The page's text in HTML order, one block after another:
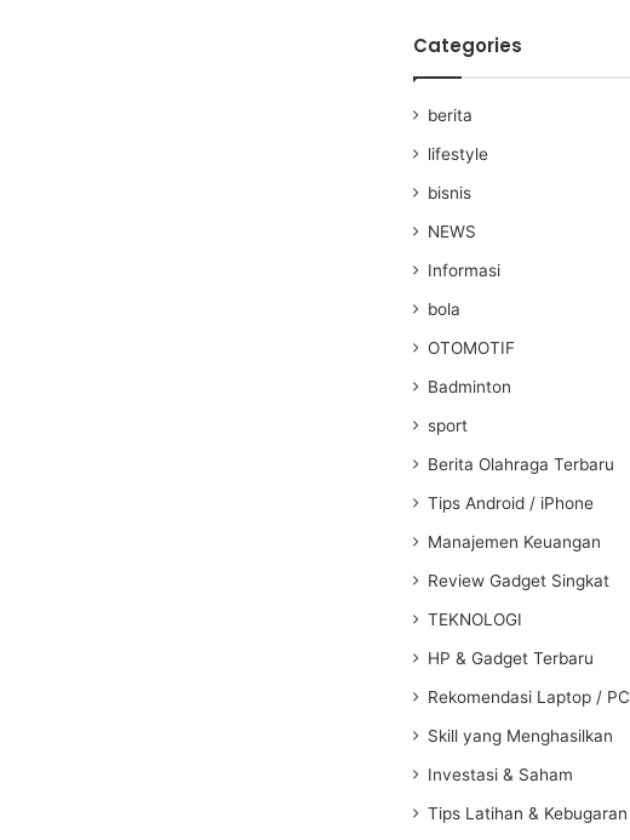
Categories
berita
lifestyle
bisnis
NEWS
Informasi
bola
OTOMOTIF
Badminton
sport
Berita Olahraga Terbaru
Tips Android / iPhone
Manajemen Keuangan
Review Gadget Singkat
TEKNOLOGI
HP & Gadget Terbaru
Rekomendasi Laptop / PC
Skill yang Menghasilkan
Investasi & Saham
Tips Latihan & Kebugaran